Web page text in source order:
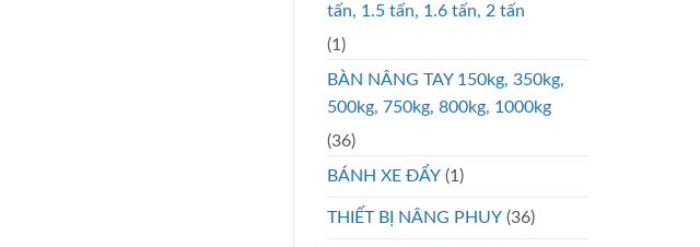
tấn, 1.5 tấn, 1.6 tấn, 2 tấn
(1)
BÀN NÂNG TAY 150kg, 350kg,
500kg, 750kg, 800kg, 1000kg
(36)
BÁNH XE ĐẨY (1)
THIẾT BỊ NÂNG PHUY (36)